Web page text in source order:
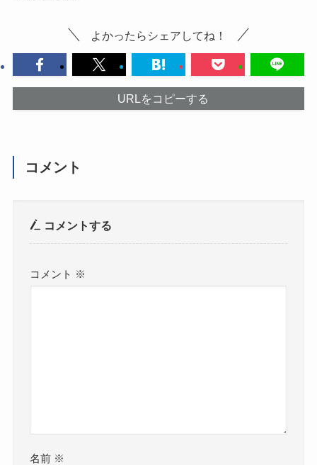
よかったらシェアしてね！
URLをコピーする
コメント
コメントする
コメント ※
名前 ※